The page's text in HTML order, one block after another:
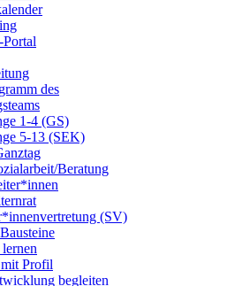
des
1-4 (GS)
5-13 (SEK)
Beratung
(SV)
Profil
begleiten